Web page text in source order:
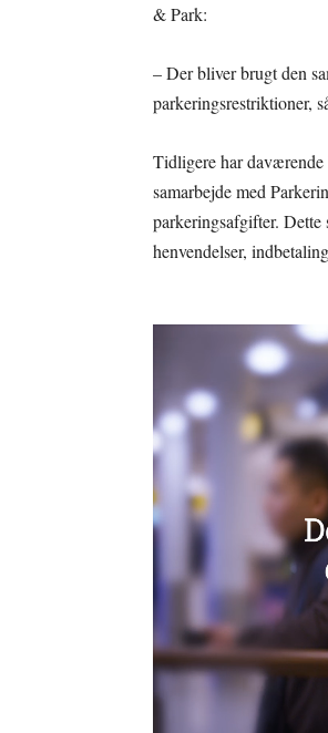
& Park:
– Der bliver brugt den
parkeringsrestriktioner,
Tidligere har
samarbejde med
parkeringsafgifter.
henvendelser,